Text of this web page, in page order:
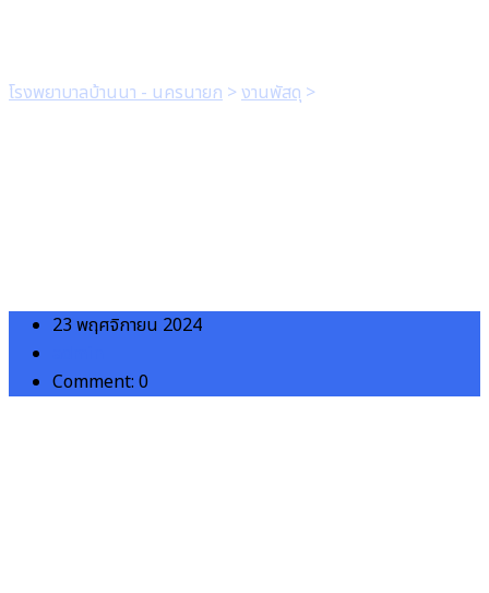
โรงพยาบาลบ้านนา - นครนายก > งานพัสดุ >
23 พฤศจิกายน 2024
Comment: 0